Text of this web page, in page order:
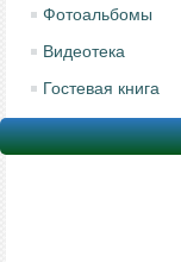
Фотоальбомы
Видеотека
Гостевая книга